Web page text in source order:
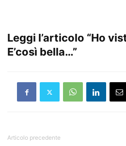
Leggi l’articolo “Ho
E’così bella…”
Articolo precedente